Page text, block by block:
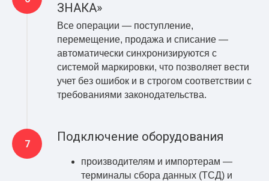
ЗНАКА»
Все операции — поступление,
перемещение, продажа и списание —
автоматически синхронизируются с
системой маркировки, что позволяет вести
учет без ошибок и в строгом соответствии с
требованиями законодательства.
Подключение оборудования
производителям и импортерам —
терминалы сбора данных (ТСД) и